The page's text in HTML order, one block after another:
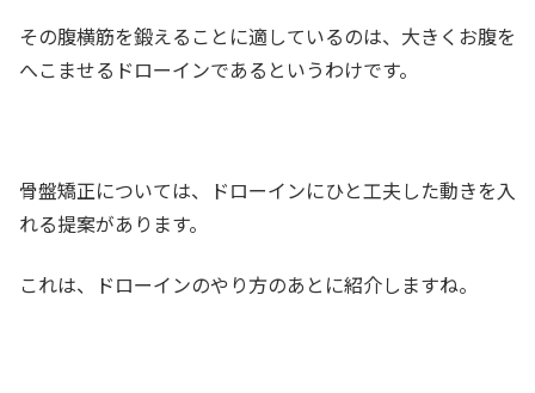
その腹横筋を鍛えることに適しているのは、大きくお腹を
へこませるドローインであるというわけです。
骨盤矯正については、ドローインにひと工夫した動きを入
れる提案があります。
これは、ドローインのやり方のあとに紹介しますね。